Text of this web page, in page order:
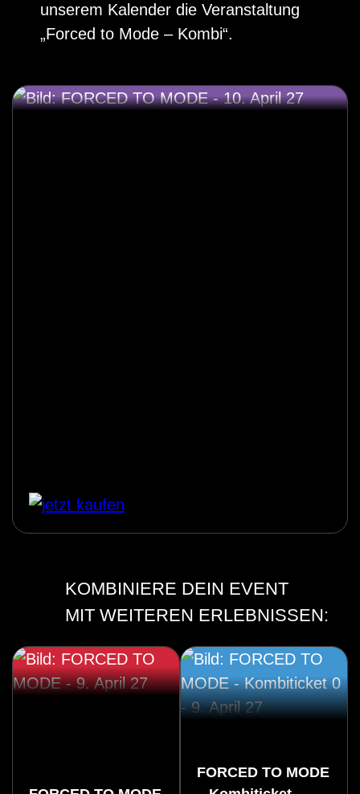
unserem Kalender die Veranstaltung
„Forced to Mode – Kombi“.
KOMBINIERE DEIN EVENT
MIT WEITEREN ERLEBNISSEN:
FORCED TO MODE